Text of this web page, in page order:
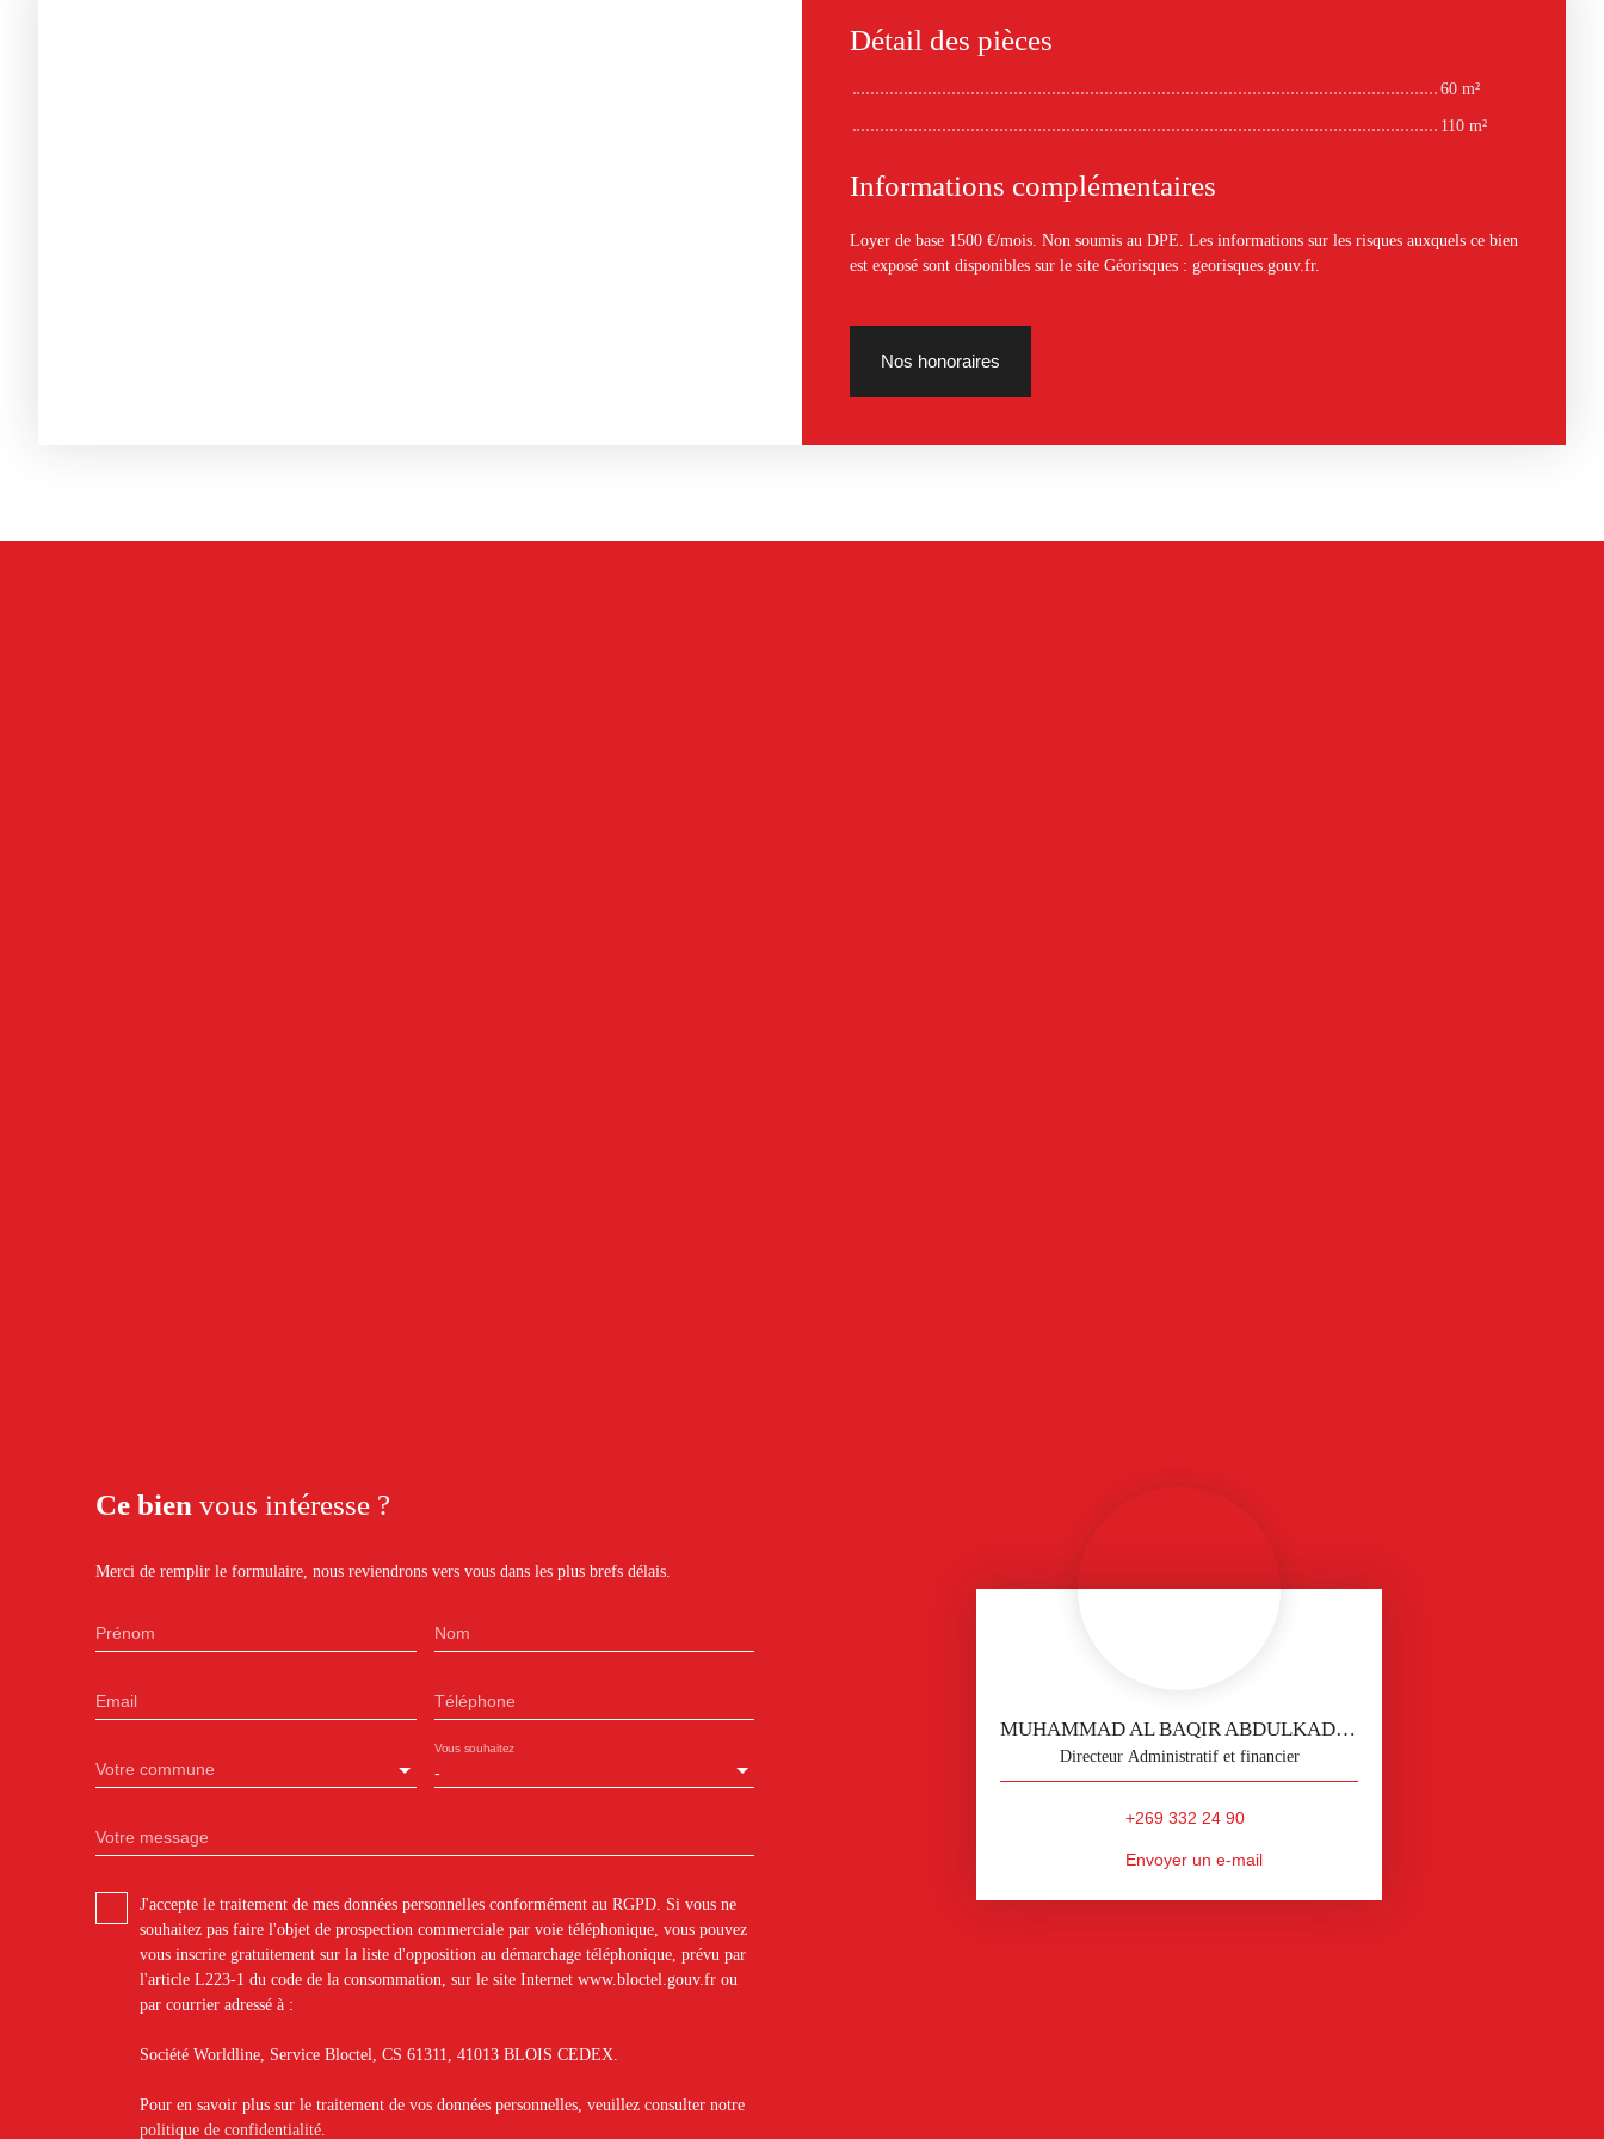
Détail des pièces
60 m²
110 m²
Informations complémentaires
Loyer de base 1500 €/mois. Non soumis au DPE. Les informations sur les risques auxquels ce bien
est exposé sont disponibles sur le site Géorisques : georisques.gouv.fr.
Nos honoraires
Ce bien vous intéresse ?
Merci de remplir le formulaire, nous reviendrons vers vous dans les plus brefs délais.
Prénom Nom
Email Téléphone
Votre commune -
Vous souhaitez
Votre message
J'accepte le traitement de mes données personnelles conformément au RGPD. Si vous ne
souhaitez pas faire l'objet de prospection commerciale par voie téléphonique, vous pouvez
vous inscrire gratuitement sur la liste d'opposition au démarchage téléphonique, prévu par
l'article L223-1 du code de la consommation, sur le site Internet www.bloctel.gouv.fr ou
par courrier adressé à :
Société Worldline, Service Bloctel, CS 61311, 41013 BLOIS CEDEX.
Pour en savoir plus sur le traitement de vos données personnelles, veuillez consulter notre
politique de confidentialité.
MUHAMMAD AL BAQIR ABDULKADER
Directeur Administratif et financier
+269 332 24 90
Envoyer un e-mail